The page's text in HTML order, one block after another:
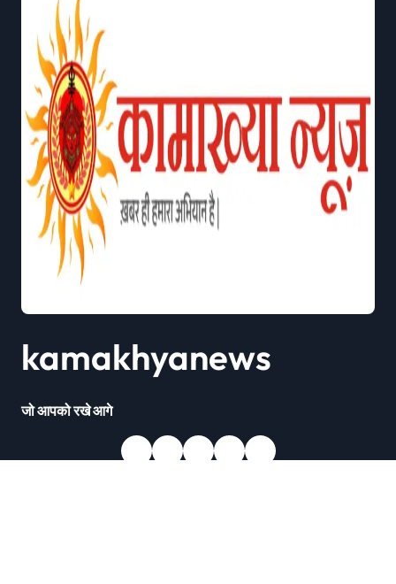
kamakhyanews
जो आपको रखे आगे